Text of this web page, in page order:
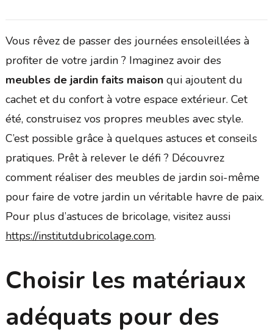
Vous rêvez de passer des journées ensoleillées à
profiter de votre jardin ? Imaginez avoir des
meubles de jardin faits maisonqui ajoutent du
cachet et du confort à votre espace extérieur. Cet
été, construisez vos propres meubles avec style.
C’est possible grâce à quelques astuces et conseils
pratiques. Prêt à relever le défi ? Découvrez
comment réaliser des meubles de jardin soi-même
pour faire de votre jardin un véritable havre de paix.
Pour plus d’astuces de bricolage, visitez aussi
https://institutdubricolage.com.
Choisir les matériaux
adéquats pour des